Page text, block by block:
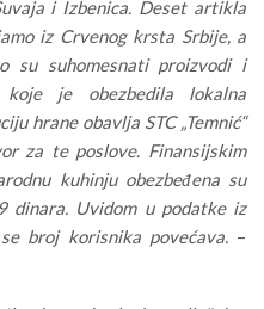
i Izbenica. Deset artikla
iz Crvenog krsta Srbije, a
su suhomesnati proizvodi i
koje je obezbedila lokalna
hrane obavlja STC „Temnić“
za te poslove. Finansijskim
kuhinju obezbeđena su
dinara. Uvidom u podatke iz
broj korisnika povećava.–